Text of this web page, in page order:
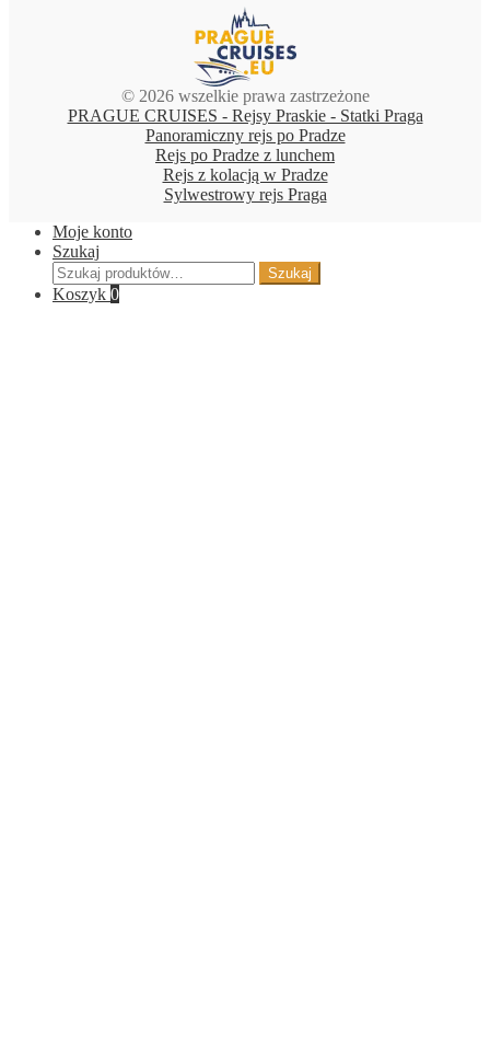
© 2026 wszelkie prawa zastrzeżone
PRAGUE CRUISES - Rejsy Praskie - Statki Praga
Panoramiczny rejs po Pradze
Rejs po Pradze z lunchem
Rejs z kolacją w Pradze
Sylwestrowy rejs Praga
Moje konto
Szukaj
Szukaj:
Szukaj
Koszyk 0